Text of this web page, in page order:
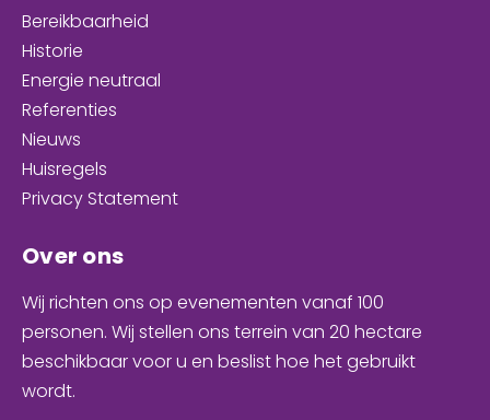
Bereikbaarheid
Historie
Energie neutraal
Referenties
Nieuws
Huisregels
Privacy Statement
Over ons
Wij richten ons op evenementen vanaf 100
personen. Wij stellen ons terrein van 20 hectare
beschikbaar voor u en beslist hoe het gebruikt
wordt.